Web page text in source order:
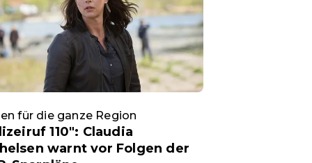
für die ganze Region
110": Claudia
warnt vor Folgen der